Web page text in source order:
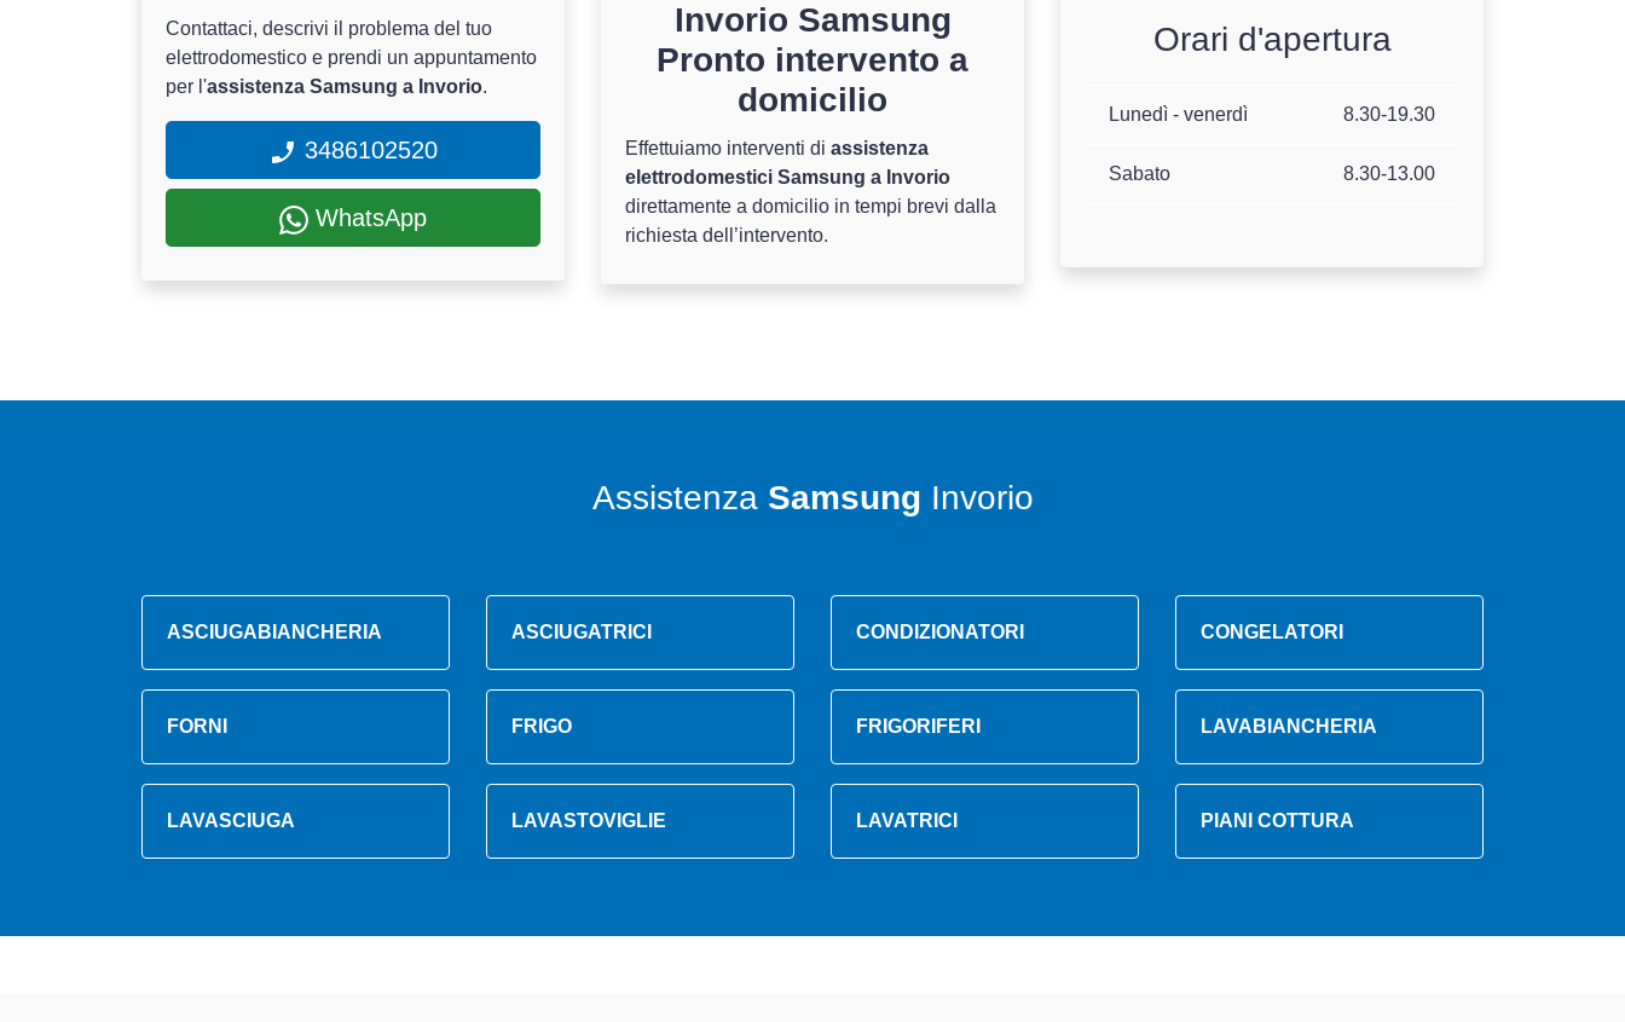
Contattaci, descrivi il problema del tuo
elettrodomestico e prendi un appuntamento
per l'assistenza Samsung a Invorio.
3486102520
WhatsApp
Invorio Samsung
Pronto intervento a
domicilio
Effettuiamo interventi di assistenza
elettrodomestici Samsung a Invorio
direttamente a domicilio in tempi brevi dalla
richiesta dell’intervento.
Orari d'apertura
Lunedì - venerdì 8.30-19.30
Sabato 8.30-13.00
Assistenza Samsung Invorio
ASCIUGABIANCHERIA ASCIUGATRICI CONDIZIONATORI CONGELATORI
FORNI FRIGO FRIGORIFERI LAVABIANCHERIA
LAVASCIUGA LAVASTOVIGLIE LAVATRICI PIANI COTTURA